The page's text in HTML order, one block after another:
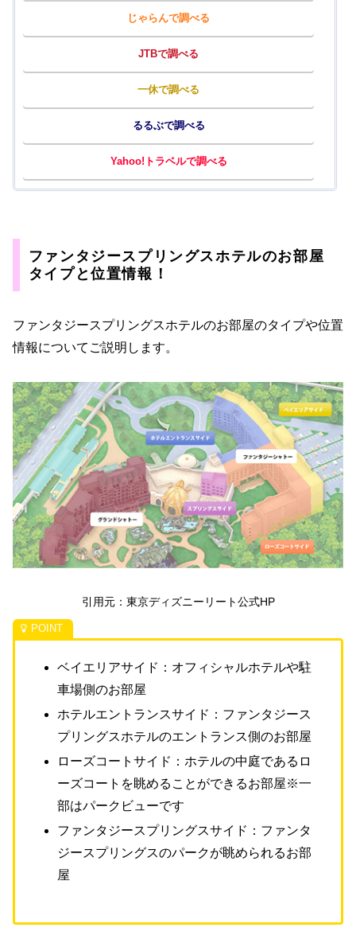
じゃらんで調べる
JTBで調べる
一休で調べる
るるぶで調べる
Yahoo!トラベルで調べる
ファンタジースプリングスホテルのお部屋
タイプと位置情報！
ファンタジースプリングスホテルのお部屋のタイプや位置
情報についてご説明します。
引用元：東京ディズニーリート公式HP
ベイエリアサイド：オフィシャルホテルや駐
車場側のお部屋
ホテルエントランスサイド：ファンタジース
プリングスホテルのエントランス側のお部屋
ローズコートサイド：ホテルの中庭であるロ
ーズコートを眺めることができるお部屋※一
部はパークビューです
ファンタジースプリングスサイド： ファンタ
ジースプリングスのパークが眺められるお部
屋